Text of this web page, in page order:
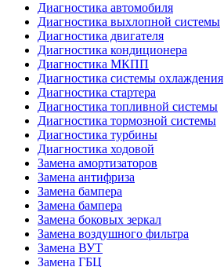
Диагностика автомобиля
Диагностика выхлопной системы
Диагностика двигателя
Диагностика кондиционера
Диагностика МКПП
Диагностика системы охлаждения
Диагностика стартера
Диагностика топливной системы
Диагностика тормозной системы
Диагностика турбины
Диагностика ходовой
Замена амортизаторов
Замена антифриза
Замена бампера
Замена бампера
Замена боковых зеркал
Замена воздушного фильтра
Замена ВУТ
Замена ГБЦ